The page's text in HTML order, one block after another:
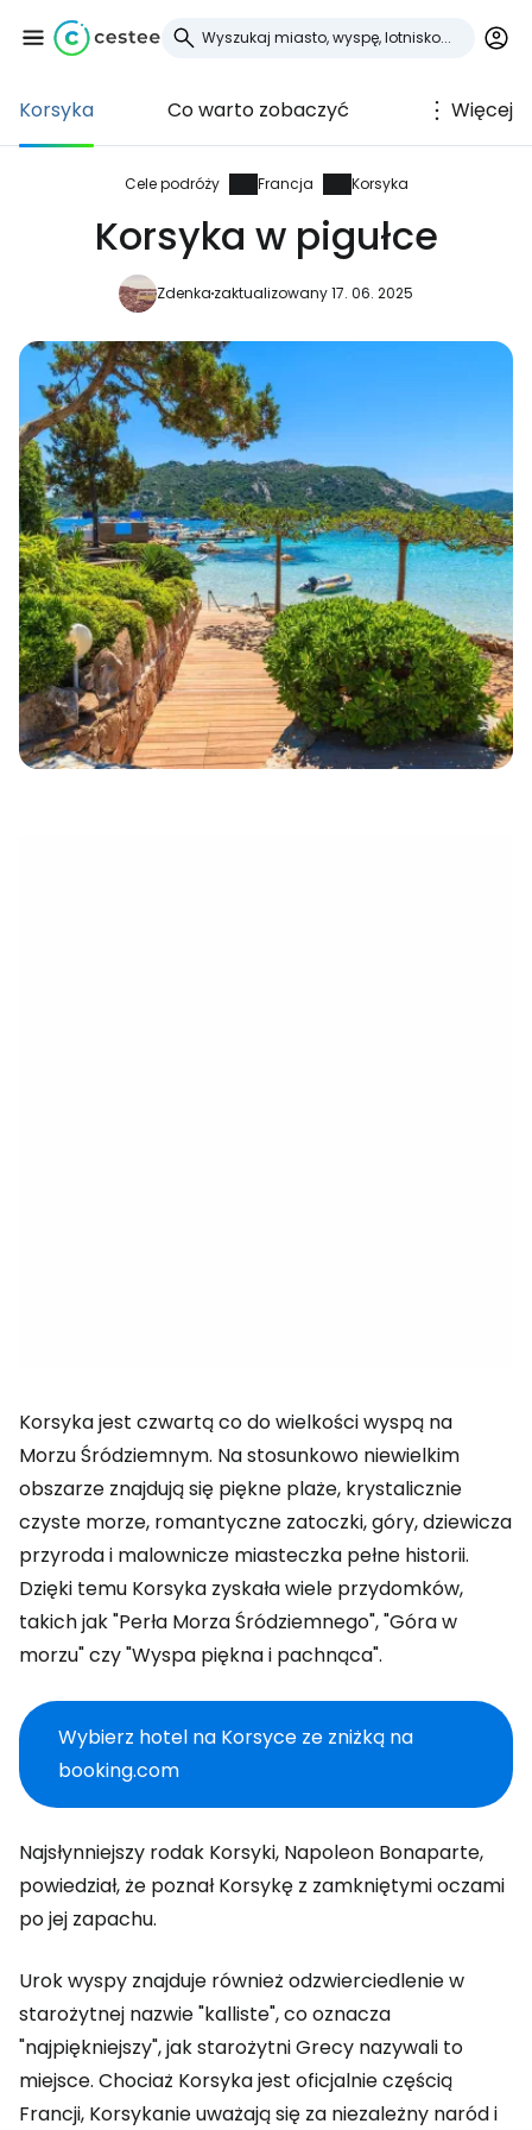
Korsyka Co warto zobaczyć Więcej
Cele podróży Francja Korsyka
Korsyka w pigułce
Zdenka zaktualizowany 17. 06. 2025
Korsyka jest czwartą co do wielkości wyspą na
Morzu Śródziemnym. Na stosunkowo niewielkim
obszarze znajdują się piękne plaże, krystalicznie
czyste morze, romantyczne zatoczki, góry, dziewicza
przyroda i malownicze miasteczka pełne historii.
Dzięki temu Korsyka zyskała wiele przydomków,
takich jak "Perła Morza Śródziemnego", "Góra w
morzu" czy "Wyspa piękna i pachnąca".
Wybierz hotel na Korsyce ze zniżką na
booking.com
Najsłynniejszy rodak Korsyki, Napoleon Bonaparte,
powiedział, że poznał Korsykę z zamkniętymi oczami
po jej zapachu.
Urok wyspy znajduje również odzwierciedlenie w
starożytnej nazwie "kalliste", co oznacza
"najpiękniejszy", jak starożytni Grecy nazywali to
miejsce. Chociaż Korsyka jest oficjalnie częścią
Francji, Korsykanie uważają się za niezależny naród i
Zaloguj się do
Cestee
... światowej społeczności podróżniczej
Kontynuuj z Facebookiem
Kontynuuj z e-mailem